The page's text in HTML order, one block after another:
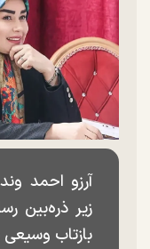
آرزو احمد
زیر ذره‌بین
بازتاب